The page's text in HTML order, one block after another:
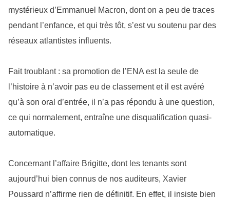
mystérieux d’Emmanuel Macron, dont on a peu de traces
pendant l’enfance, et qui très tôt, s’est vu soutenu par des
réseaux atlantistes influents.
Fait troublant : sa promotion de l’ENA est la seule de
l’histoire à n’avoir pas eu de classement et il est avéré
qu’à son oral d’entrée, il n’a pas répondu à une question,
ce qui normalement, entraîne une disqualification quasi-
automatique.
Concernant l’affaire Brigitte, dont les tenants sont
aujourd’hui bien connus de nos auditeurs, Xavier
Poussard n’affirme rien de définitif. En effet, il insiste bien